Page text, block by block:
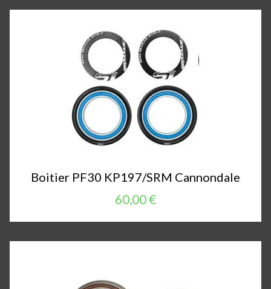
Boitier PF30 KP197/SRM Cannondale
60,00 €